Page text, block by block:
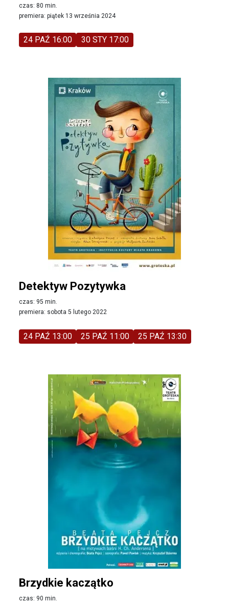
czas: 80 min.
premiera: piątek 13 września 2024
24 PAŹ 16:00 30 STY 17:00
Detektyw Pozytywka
czas: 95 min.
premiera: sobota 5 lutego 2022
24 PAŹ 13:00 25 PAŹ 11:00 25 PAŹ 13:30
Brzydkie kaczątko
czas: 90 min.